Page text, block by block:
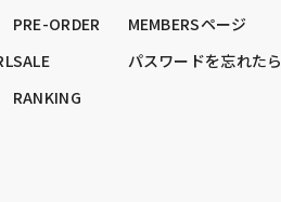
PRE-ORDER
SALE
RANKING
MEMBERSページ
パスワードを忘れたら